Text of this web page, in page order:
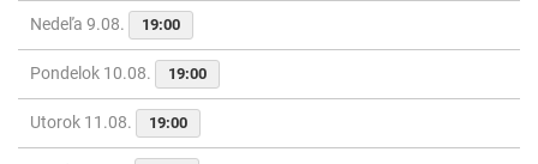
Nedeľa 9.08. 19:00
Pondelok 10.08. 19:00
Utorok 11.08. 19:00